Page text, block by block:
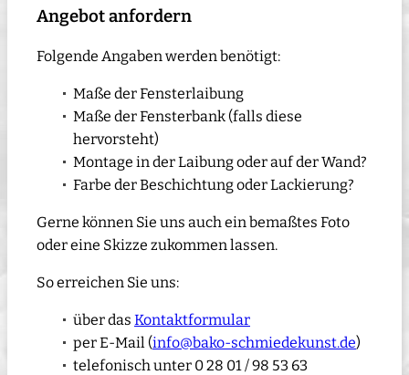
Angebot anfordern
Folgende Angaben werden benötigt:
Maße der Fensterlaibung
Maße der Fensterbank (falls diese
hervorsteht)
Montage in der Laibung oder auf der Wand?
Farbe der Beschichtung oder Lackierung?
Gerne können Sie uns auch ein bemaßtes Foto
oder eine Skizze zukommen lassen.
So erreichen Sie uns:
über das Kontaktformular
per E-Mail (info@bako-schmiedekunst.de)
telefonisch unter 0 28 01 / 98 53 63